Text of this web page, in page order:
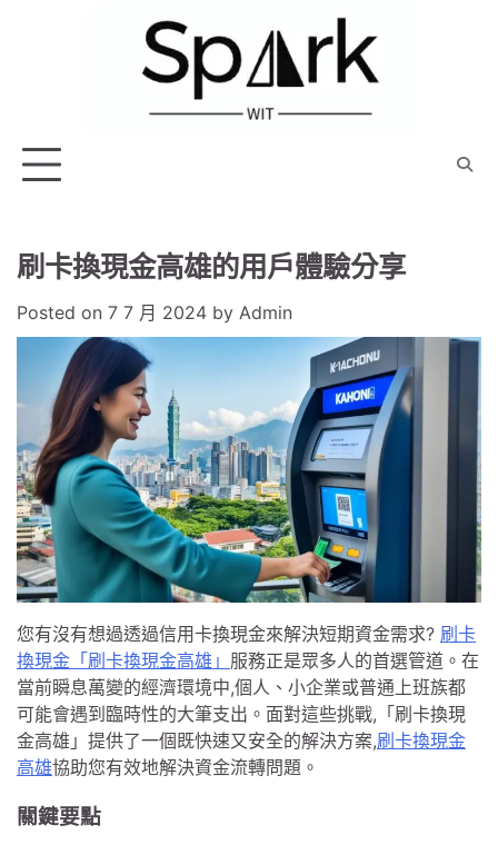
刷卡換現金高雄的用戶體驗分享
Posted on 7 7 月 2024 by Admin
您有沒有想過透過信用卡換現金來解決短期資金需求? 刷卡
換現金「刷卡換現金高雄」 服務正是眾多人的首選管道。在
當前瞬息萬變的經濟環境中,個人、小企業或普通上班族都
可能會遇到臨時性的大筆支出。面對這些挑戰,「刷卡換現
金高雄」提供了一個既快速又安全的解決方案,刷卡換現金
高雄協助您有效地解決資金流轉問題。
關鍵要點